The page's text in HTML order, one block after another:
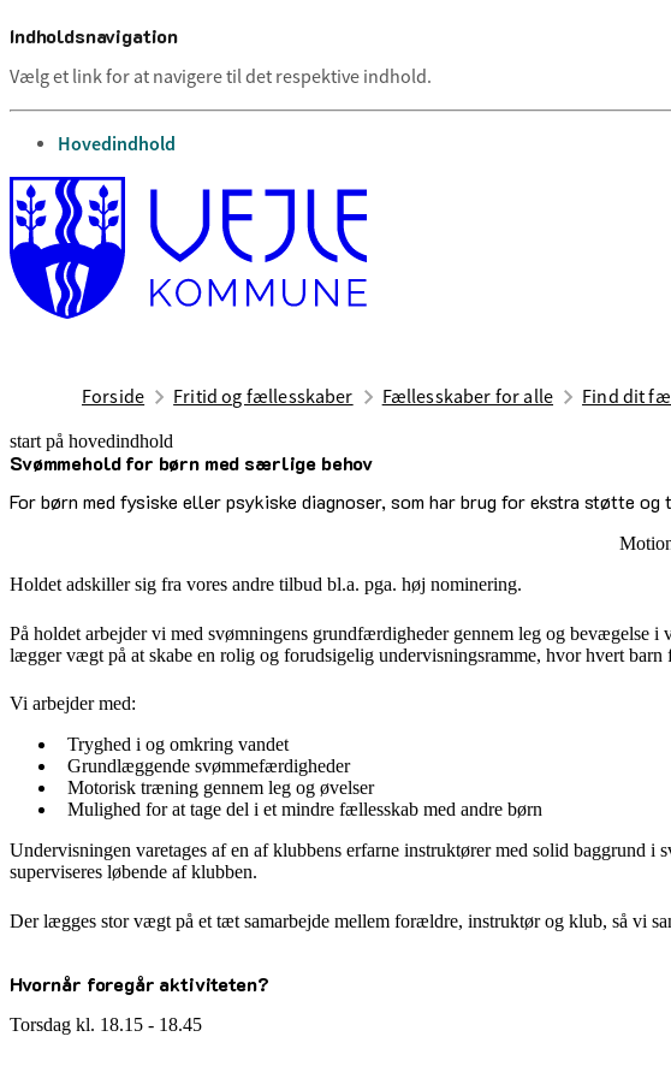
Indholdsnavigation
Vælg et link for at navigere til det respektive indhold.
gå til
Hovedindhold
Forside Fritid og fællesskaber Fællesskaber for alle Find dit
start på hovedindhold
Svømmehold for børn med særlige behov
For børn med fysiske eller psykiske diagnoser, som har brug for ekstra støtte
senest opdateret 12. maj 2026
Holdet adskiller sig fra vores andre tilbud bl.a. pga. høj nominering.
På holdet arbejder vi med svømningens grundfærdigheder gennem leg og bevægelse
lægger vægt på at skabe en rolig og forudsigelig undervisningsramme, hvor hvert
Vi arbejder med:
Tryghed i og omkring vandet
Grundlæggende svømmefærdigheder
Motorisk træning gennem leg og øvelser
Mulighed for at tage del i et mindre fællesskab med andre børn
Undervisningen varetages af en af klubbens erfarne instruktører med solid baggrund
superviseres løbende af klubben.
Der lægges stor vægt på et tæt samarbejde mellem forældre, instruktør og klub, så vi
Hvornår foregår aktiviteten?
Torsdag kl. 18.15 - 18.45